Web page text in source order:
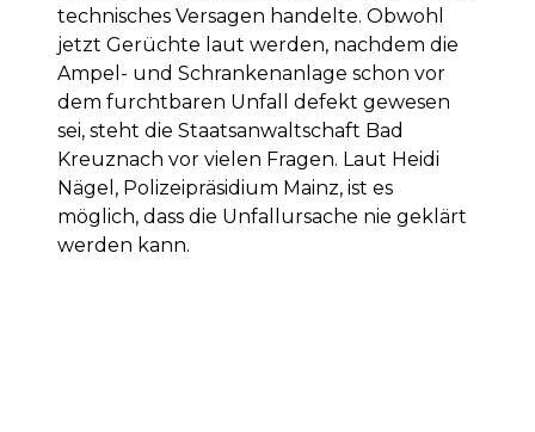
technisches Versagen handelte. Obwohl
jetzt Gerüchte laut werden, nachdem die
Ampel- und Schrankenanlage schon vor
dem furchtbaren Unfall defekt gewesen
sei, steht die Staatsanwaltschaft Bad
Kreuznach vor vielen Fragen. Laut Heidi
Nägel, Polizeipräsidium Mainz, ist es
möglich, dass die Unfallursache nie geklärt
werden kann.